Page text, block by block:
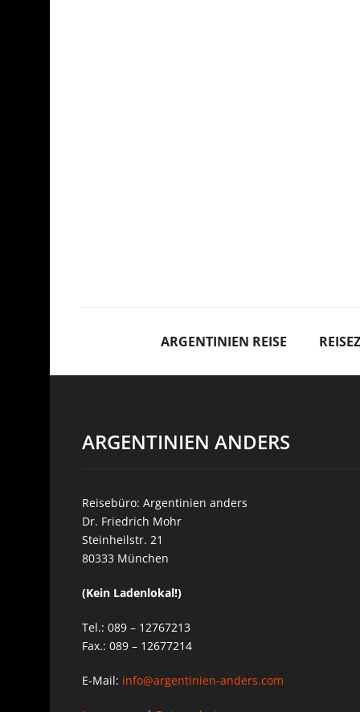
ARGENTINIEN REISE
ARGENTINIEN ANDERS
Reisebüro: Argentinien anders
Dr. Friedrich Mohr
Steinheilstr. 21
80333 München
(Kein Ladenlokal!)
Tel.: 089 – 12767213
Fax.: 089 – 12677214
E-Mail: info@argentinien-anders.com